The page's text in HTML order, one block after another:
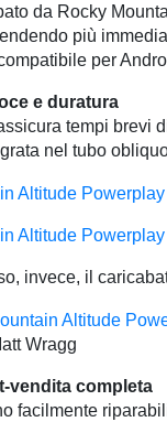
da Rocky
più
per
e duratura
tempi brevi
nel tubo
invece, il
Wragg
vendita completa
facilmente